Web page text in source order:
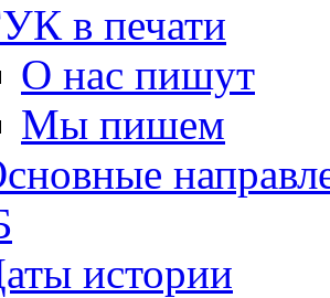
в печати
О нас пишут
Мы пишем
истории